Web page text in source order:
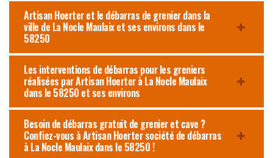
Artisan Hoerter et le débarras de grenier dans la
ville de La Nocle Maulaix et ses environs dans le
58250
Les interventions de débarras pour les greniers
réalisées par Artisan Hoerter à La Nocle Maulaix
dans le 58250 et ses environs
Besoin de débarras gratuit de grenier et cave ?
Confiez-vous à Artisan Hoerter société de débarras
à La Nocle Maulaix dans le 58250 !